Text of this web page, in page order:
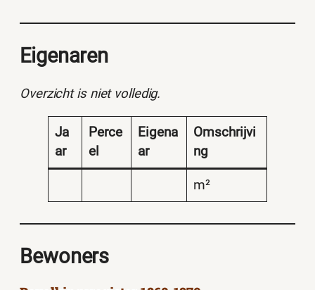
Eigenaren
Overzicht is niet volledig.
Ja
ar
Perce
el
Eigena
ar
Omschrijvi
ng
m²
Bewoners